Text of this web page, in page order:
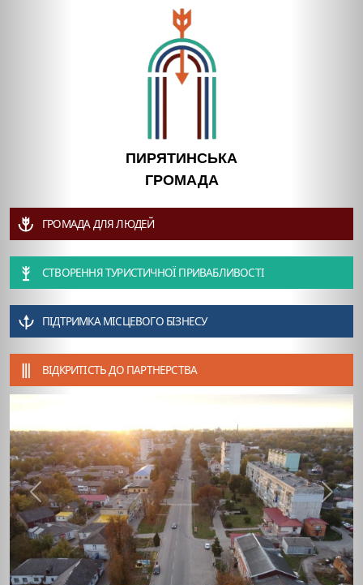
ПИРЯТИНСЬКА
ГРОМАДА
ГРОМАДА ДЛЯ ЛЮДЕЙ
СТВОРЕННЯ ТУРИСТИЧНОЇ ПРИВАБЛИВОСТІ
ПІДТРИМКА МІСЦЕВОГО БІЗНЕСУ
ВІДКРИТІСТЬ ДО ПАРТНЕРСТВА
Previous Next